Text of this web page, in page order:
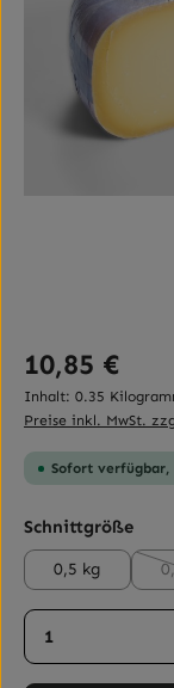
Regulärer Preis:
10,85 €
Inhalt: 0.35
Preise inkl. MwSt.
Sofort
Schnittgröße
0,5 kg
Produkt